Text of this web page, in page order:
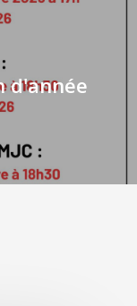
d'année